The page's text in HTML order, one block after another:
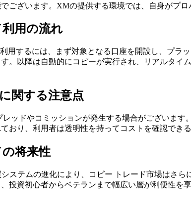
ございます。XMの提供する環境では、自身がプ
用の流れ
用するには、まず対象となる口座を開設し、プラ
。以降は自動的にコピーが実行され、リアルタ
関する注意点
レッドやコミッションが発生する場合がございま
おり、利用者は透明性を持ってコストを確認でき
将来性
ステムの進化により、コピー トレード市場はさ
投資初心者からベテランまで幅広い層が利便性を